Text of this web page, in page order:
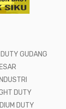
GUDANG
DUTY
DUTY